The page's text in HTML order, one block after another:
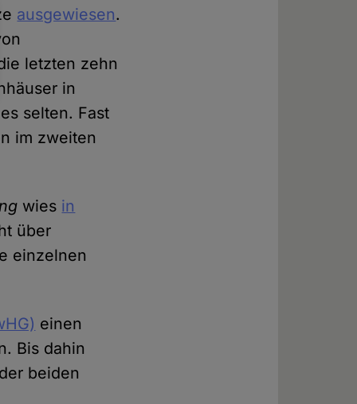
ausgewiesen.
letzten zehn
in
selten. Fast
im zweiten
wies in
über
einzelnen
einen
Bis dahin
beiden